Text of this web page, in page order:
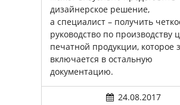
дизайнерское решение,
а специалист – получить
руководство по производству
печатной продукции, которое
включается в остальную
документацию.
24.08.2017